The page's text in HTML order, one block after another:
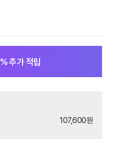
% 추가 적립
107,600원